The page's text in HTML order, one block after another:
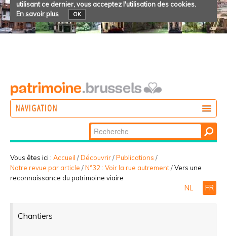
utilisant ce dernier, vous acceptez l'utilisation des cookies.
En savoir plus
OK
NAVIGATION
PARTICIPER
Chercher par
Recherche
avancée…
Vous êtes ici : Accueil /Découvrir/Publications /
Notre revue par article /N°32 : Voir la rue autrement/Vers une
reconnaissance du patrimoine viaire
NL FR
Chantiers